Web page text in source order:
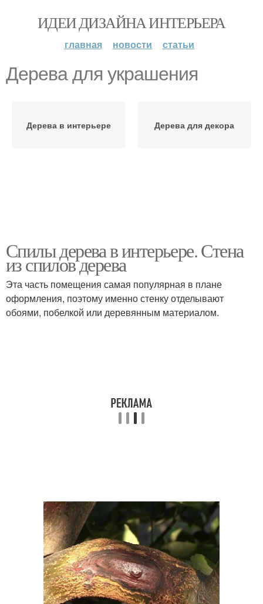
ИДЕИ ДИЗАЙНА ИНТЕРЬЕРА
главная новости статьи
Дерева для украшения
Дерева в интерьере Дерева для декора
Спилы дерева в интерьере. Стена
из спилов дерева
Эта часть помещения самая популярная в плане
оформления, поэтому именно стенку отделывают
обоями, побелкой или деревянным материалом.